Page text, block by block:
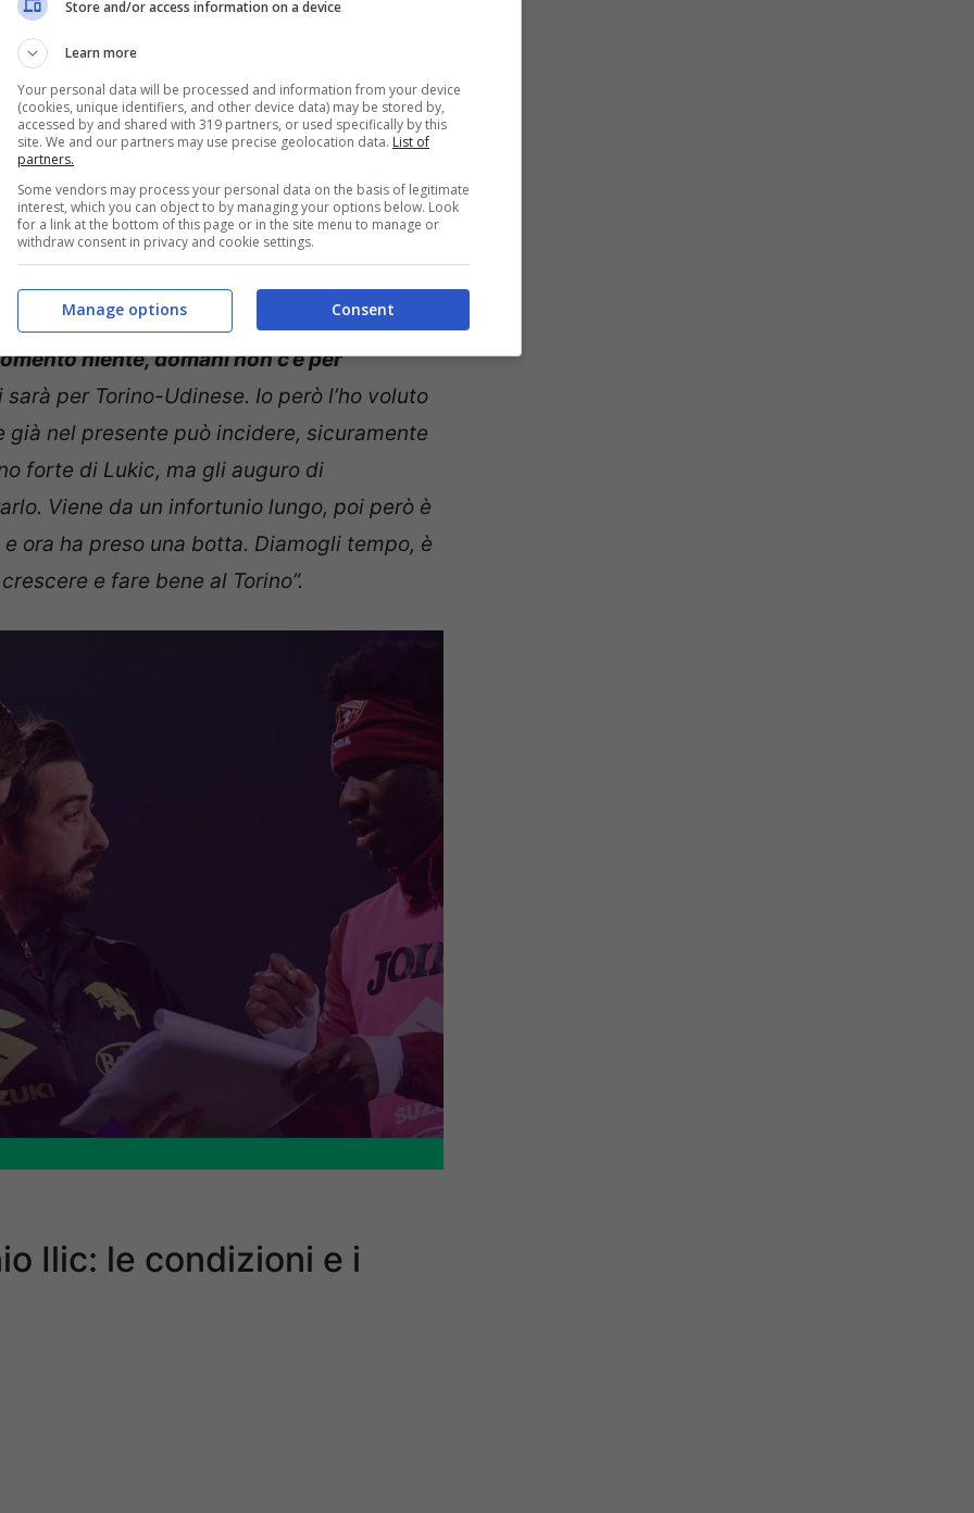
parole di Ivan Juric
svelando tutto sull’infortunio di Ilic,
dovranno pazientare un po’ prima di
come riferito da Juric in conferenza:
niente, domani non c’è per
per Torino-Udinese. Io però l’ho voluto
nel presente può incidere, sicuramente
forte di Lukic, ma gli auguro di
Viene da un infortunio lungo, poi però è
ora ha preso una botta. Diamogli tempo, è
e fare bene al Torino”.
Ilic: le condizioni e i
Store and/or access information on a device
Learn more
Your personal data will be processed and information from your device
(cookies, unique identifiers, and other device data) may be stored by,
accessed by and shared with 319 partners, or used specifically by this
site. We and our partners may use precise geolocation data. List of
partners.
Some vendors may process your personal data on the basis of legitimate
interest, which you can object to by managing your options below. Look
for a link at the bottom of this page or in the site menu to manage or
withdraw consent in privacy and cookie settings.
Consent
Manage options